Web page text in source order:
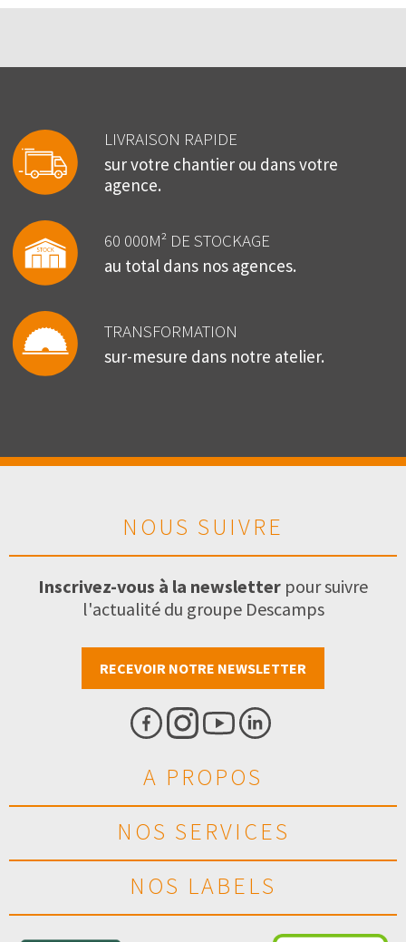
LIVRAISON RAPIDE
sur votre chantier ou dans votre
agence.
60 000M² DE STOCKAGE
au total dans nos agences.
TRANSFORMATION
sur-mesure dans notre atelier.
NOUS SUIVRE
Inscrivez-vous à la newsletter pour suivre
l'actualité du groupe Descamps
RECEVOIR NOTRE NEWSLETTER
A PROPOS
NOS SERVICES
NOS LABELS